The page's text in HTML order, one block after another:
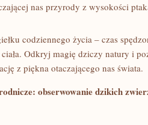
nas przyrody z ‌wysokości⁣
codziennego ⁣życia – czas
⁢Odkryj⁢ magię dziczy natury ⁣i
⁤z piękna otaczającego ⁤nas świata.
​obserwowanie dzikich